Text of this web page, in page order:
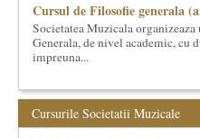
Cursul de Filosofie generala
Societatea Muzicala
Generala, de nivel academic, cu
impreuna...
Societatea Muzicala
cinematografica. Este un curs
ac...
Cursurile Societatii Muzicale